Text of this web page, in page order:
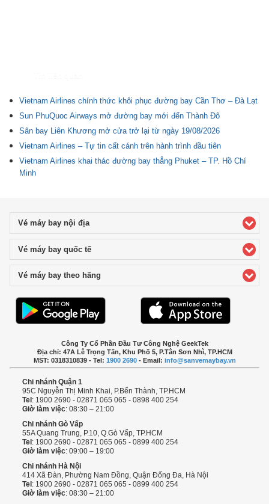
Vietnam Airlines chính thức khôi phục đường bay Cần Thơ – Đà Lạt
Sun PhuQuoc Airways mở đường bay mới đến Thành Đô
Sân bay Liên Khương mở cửa trở lại từ ngày 19/08/2026
Vietnam Airlines – Tự tin cất cánh trên hành trình đầu tiên
Vietnam Airlines khai thác đường bay thẳng Phuket – TP. Hồ Chí
Minh
Vé máy bay nội địaclick to expand contents
Vé máy bay quốc tếclick to expand contents
Vé máy bay theo hãng
Công Ty Cổ Phần Đầu Tư Công Nghệ GeekTek
Địa chỉ: 47A Lê Trọng Tấn, Khu Phố 5, P.Tân Sơn Nhì, TP.HCM
MST: 0318310839 - Tel: 1900 2690- Email: info@sanvemaybay.vn
Chi nhánh Quận 1
95C Nguyễn Thị Minh Khai, P.Bến Thành, TP.HCM
Tel: 1900 2690 - 02871 065 065 - 0898 400 254
Giờ làm việc: 08:30 – 21:00
Chi nhánh Gò Vấp
55A Quang Trung, P.10, Q.Gò Vấp, TP.HCM
Tel: 1900 2690 - 02871 065 065 - 0899 400 254
Giờ làm việc: 09:00 – 19:00
Chi nhánh Hà Nội
414 Xã Đàn, Phường Nam Đồng, Quận Đống Đa, Hà Nội
Tel: 1900 2690 - 02871 065 065 - 0899 400 254
Giờ làm việc: 08:30 – 21:00